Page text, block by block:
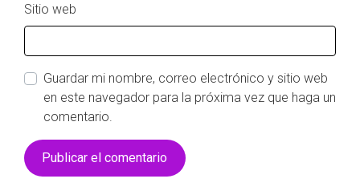
Sitio web
Guardar mi nombre, correo electrónico y sitio web
en este navegador para la próxima vez que haga un
comentario.